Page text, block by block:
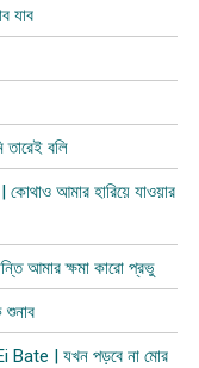
যাব
বলি
আমার হারিয়ে যাওয়ার
আমার ক্ষমা কারো প্রভু
| যখন পড়বে না মোর